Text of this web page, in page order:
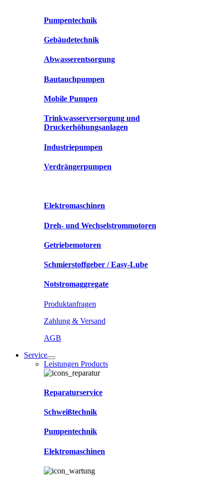
Pumpentechnik
Gebäudetechnik
Abwasserentsorgung
Bautauchpumpen
Mobile Pumpen
Trinkwasserversorgung und
Druckerhöhungsanlagen
Industriepumpen
Verdrängerpumpen
Elektromaschinen
Dreh- und Wechselstrommotoren
Getriebemotoren
Schmierstoffgeber / Easy-Lube
Notstromaggregate
Produktanfragen
Zahlung & Versand
AGB
Service
Leistungen Products
Reparaturservice
Schweißtechnik
Pumpentechnik
Elektromaschinen